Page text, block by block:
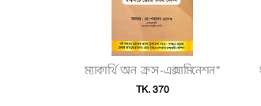
ম্যাকার্থি অন ক্রস-এক্সামিনেশন"
TK. 370